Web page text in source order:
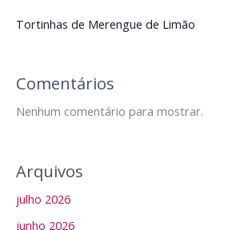
Tortinhas de Merengue de Limão
Comentários
Nenhum comentário para mostrar.
Arquivos
julho 2026
junho 2026